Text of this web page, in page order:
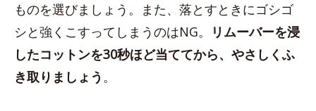
ものを選びましょう。また、落とすときにゴシゴ
シと強くこすってしまうのはNG。
リムーバーを浸
したコットンを30秒ほど当ててから、やさしくふ
き取りましょう 。